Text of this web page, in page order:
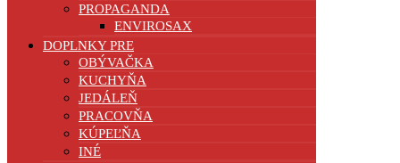
PROPAGANDA
ENVIROSAX
DOPLNKY PRE
OBÝVAČKA
KUCHYŇA
JEDÁLEŇ
PRACOVŇA
KÚPEĽŇA
INÉ